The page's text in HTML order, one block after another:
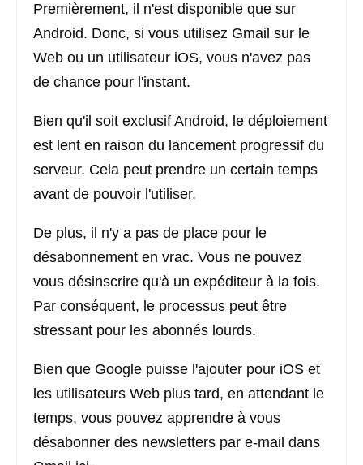
Premièrement, il n'est disponible que sur
Android. Donc, si vous utilisez Gmail sur le
Web ou un utilisateur iOS, vous n'avez pas
de chance pour l'instant.
Bien qu'il soit exclusif Android, le déploiement
est lent en raison du lancement progressif du
serveur. Cela peut prendre un certain temps
avant de pouvoir l'utiliser.
De plus, il n'y a pas de place pour le
désabonnement en vrac. Vous ne pouvez
vous désinscrire qu'à un expéditeur à la fois.
Par conséquent, le processus peut être
stressant pour les abonnés lourds.
Bien que Google puisse l'ajouter pour iOS et
les utilisateurs Web plus tard, en attendant le
temps, vous pouvez apprendre à vous
désabonner des newsletters par e-mail dans